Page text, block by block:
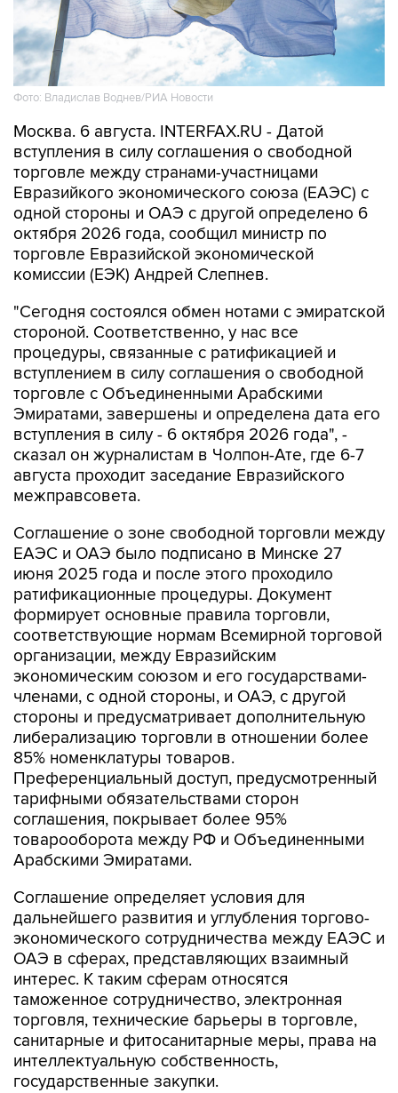
Фото: Владислав Воднев/РИА Новости
Москва. 6 августа. INTERFAX.RU - Датой
вступления в силу соглашения о свободной
торговле между странами-участницами
Евразийкого экономического союза (ЕАЭС) с
одной стороны и ОАЭ с другой определено 6
октября 2026 года, сообщил министр по
торговле Евразийской экономической
комиссии (ЕЭК) Андрей Слепнев.
"Сегодня состоялся обмен нотами с эмиратской
стороной. Соответственно, у нас все
процедуры, связанные с ратификацией и
вступлением в силу соглашения о свободной
торговле с Объединенными Арабскими
Эмиратами, завершены и определена дата его
вступления в силу - 6 октября 2026 года", -
сказал он журналистам в Чолпон-Ате, где 6-7
августа проходит заседание Евразийского
межправсовета.
Соглашение о зоне свободной торговли между
ЕАЭС и ОАЭ было подписано в Минске 27
июня 2025 года и после этого проходило
ратификационные процедуры. Документ
формирует основные правила торговли,
соответствующие нормам Всемирной торговой
организации, между Евразийским
экономическим союзом и его государствами-
членами, с одной стороны, и ОАЭ, с другой
стороны и предусматривает дополнительную
либерализацию торговли в отношении более
85% номенклатуры товаров.
Преференциальный доступ, предусмотренный
тарифными обязательствами сторон
соглашения, покрывает более 95%
товарооборота между РФ и Объединенными
Арабскими Эмиратами.
Соглашение определяет условия для
дальнейшего развития и углубления торгово-
экономического сотрудничества между ЕАЭС и
ОАЭ в сферах, представляющих взаимный
интерес. К таким сферам относятся
таможенное сотрудничество, электронная
торговля, технические барьеры в торговле,
санитарные и фитосанитарные меры, права на
интеллектуальную собственность,
государственные закупки.